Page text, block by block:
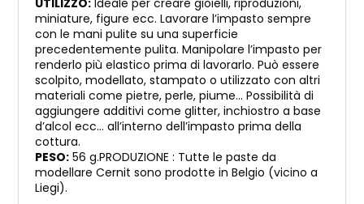
UTILIZZO: Ideale per creare gioielli, riproduzioni,
miniature, figure ecc. Lavorare l’impasto sempre
con le mani pulite su una superficie
precedentemente pulita. Manipolare l’impasto per
renderlo più elastico prima di lavorarlo. Può essere
scolpito, modellato, stampato o utilizzato con altri
materiali come pietre, perle, piume… Possibilità di
aggiungere additivi come glitter, inchiostro a base
d’alcol ecc… all’interno dell’impasto prima della
cottura.
PESO: 56 g.PRODUZIONE : Tutte le paste da
modellare Cernit sono prodotte in Belgio (vicino a
Liegi).